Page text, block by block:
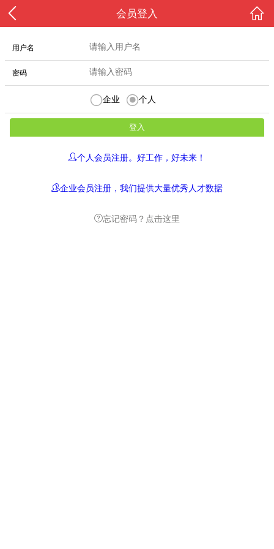
会员登入
用户名
密码
企业 个人
个人会员注册。好工作，好未来！
企业会员注册，我们提供大量优秀人才数据
忘记密码？点击这里